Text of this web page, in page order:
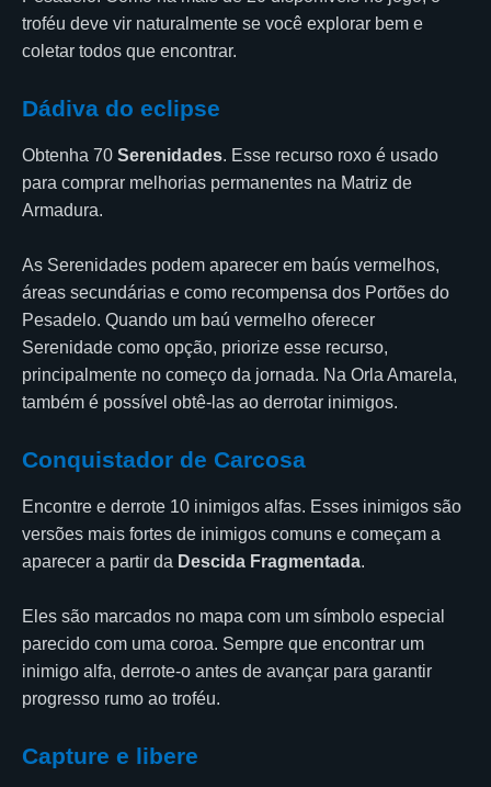
troféu deve vir naturalmente se você explorar bem e
coletar todos que encontrar.
Dádiva do eclipse
Obtenha 70 Serenidades. Esse recurso roxo é usado
para comprar melhorias permanentes na Matriz de
Armadura.
As Serenidades podem aparecer em baús vermelhos,
áreas secundárias e como recompensa dos Portões do
Pesadelo. Quando um baú vermelho oferecer
Serenidade como opção, priorize esse recurso,
principalmente no começo da jornada. Na Orla Amarela,
também é possível obtê-las ao derrotar inimigos.
Conquistador de Carcosa
Encontre e derrote 10 inimigos alfas. Esses inimigos são
versões mais fortes de inimigos comuns e começam a
aparecer a partir da Descida Fragmentada.
Eles são marcados no mapa com um símbolo especial
parecido com uma coroa. Sempre que encontrar um
inimigo alfa, derrote-o antes de avançar para garantir
progresso rumo ao troféu.
Capture e libere